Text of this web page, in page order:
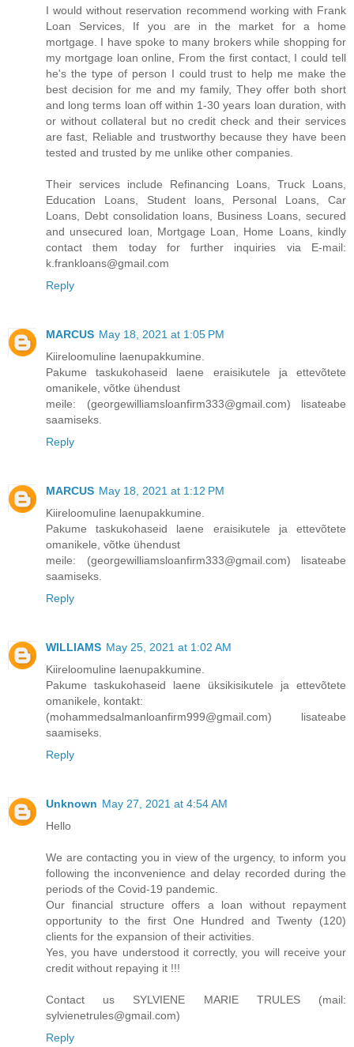
I would without reservation recommend working with Frank
Loan Services, If you are in the market for a home
mortgage. I have spoke to many brokers while shopping for
my mortgage loan online, From the first contact, I could tell
he's the type of person I could trust to help me make the
best decision for me and my family, They offer both short
and long terms loan off within 1-30 years loan duration, with
or without collateral but no credit check and their services
are fast, Reliable and trustworthy because they have been
tested and trusted by me unlike other companies.
Their services include Refinancing Loans, Truck Loans,
Education Loans, Student loans, Personal Loans, Car
Loans, Debt consolidation loans, Business Loans, secured
and unsecured loan, Mortgage Loan, Home Loans, kindly
contact them today for further inquiries via E-mail:
k.frankloans@gmail.com
Reply
MARCUS May 18, 2021 at 1:05 PM
Kiireloomuline laenupakkumine.
Pakume taskukohaseid laene eraisikutele ja ettevõtete
omanikele, võtke ühendust
meile: (georgewilliamsloanfirm333@gmail.com) lisateabe
saamiseks.
Reply
MARCUS May 18, 2021 at 1:12 PM
Kiireloomuline laenupakkumine.
Pakume taskukohaseid laene eraisikutele ja ettevõtete
omanikele, võtke ühendust
meile: (georgewilliamsloanfirm333@gmail.com) lisateabe
saamiseks.
Reply
WILLIAMS May 25, 2021 at 1:02 AM
Kiireloomuline laenupakkumine.
Pakume taskukohaseid laene üksikisikutele ja ettevõtete
omanikele, kontakt:
(mohammedsalmanloanfirm999@gmail.com) lisateabe
saamiseks.
Reply
Unknown May 27, 2021 at 4:54 AM
Hello
We are contacting you in view of the urgency, to inform you
following the inconvenience and delay recorded during the
periods of the Covid-19 pandemic.
Our financial structure offers a loan without repayment
opportunity to the first One Hundred and Twenty (120)
clients for the expansion of their activities.
Yes, you have understood it correctly, you will receive your
credit without repaying it !!!
Contact us SYLVIENE MARIE TRULES (mail:
sylvienetrules@gmail.com)
Reply